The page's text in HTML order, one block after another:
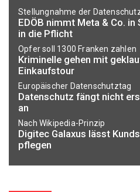
Stellungnahme der
EDÖB nimmt Meta & Co.
in die Pflicht
Opfer soll 1300 Franken zahlen
Kriminelle gehen mit
Einkaufstour
Europäischer Datenschutztag
Datenschutz fängt nicht
an
Nach Wikipedia-Prinzip
Digitec Galaxus lässt
pflegen